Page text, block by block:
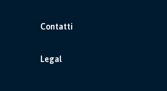
Contatti
Legal